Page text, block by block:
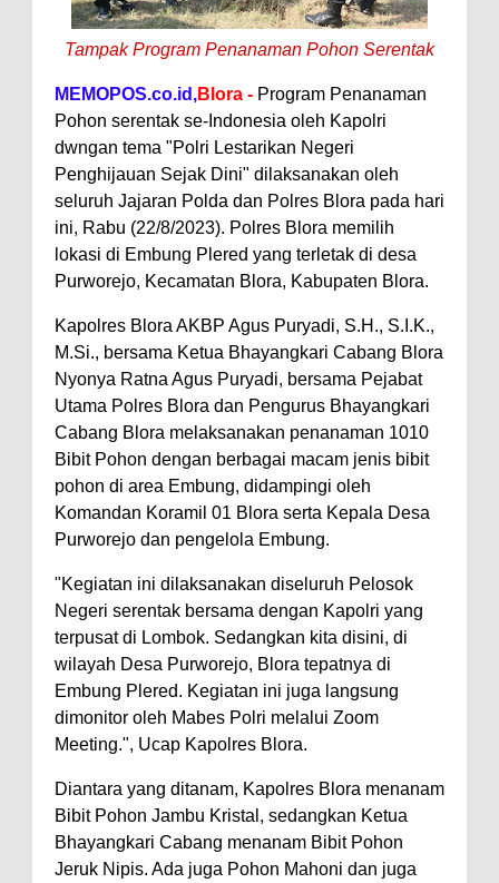
Tampak Program Penanaman Pohon Serentak
MEMOPOS.co.id,Blora - Program Penanaman
Pohon serentak se-Indonesia oleh Kapolri
dwngan tema "Polri Lestarikan Negeri
Penghijauan Sejak Dini" dilaksanakan oleh
seluruh Jajaran Polda dan Polres Blora pada hari
ini, Rabu (22/8/2023). Polres Blora memilih
lokasi di Embung Plered yang terletak di desa
Purworejo, Kecamatan Blora, Kabupaten Blora.
Kapolres Blora AKBP Agus Puryadi, S.H., S.I.K.,
M.Si., bersama Ketua Bhayangkari Cabang Blora
Nyonya Ratna Agus Puryadi, bersama Pejabat
Utama Polres Blora dan Pengurus Bhayangkari
Cabang Blora melaksanakan penanaman 1010
Bibit Pohon dengan berbagai macam jenis bibit
pohon di area Embung, didampingi oleh
Komandan Koramil 01 Blora serta Kepala Desa
Purworejo dan pengelola Embung.
"Kegiatan ini dilaksanakan diseluruh Pelosok
Negeri serentak bersama dengan Kapolri yang
terpusat di Lombok. Sedangkan kita disini, di
wilayah Desa Purworejo, Blora tepatnya di
Embung Plered. Kegiatan ini juga langsung
dimonitor oleh Mabes Polri melalui Zoom
Meeting.", Ucap Kapolres Blora.
Diantara yang ditanam, Kapolres Blora menanam
Bibit Pohon Jambu Kristal, sedangkan Ketua
Bhayangkari Cabang menanam Bibit Pohon
Jeruk Nipis. Ada juga Pohon Mahoni dan juga